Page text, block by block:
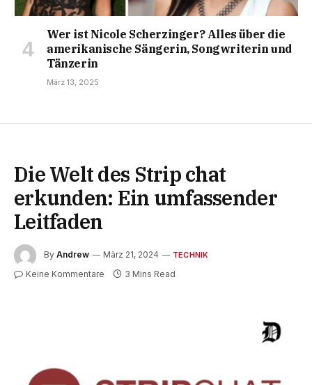
Wer ist Nicole Scherzinger? Alles über die
amerikanische Sängerin, Songwriterin und
Tänzerin
März 13, 2025
Die Welt des Strip chat
erkunden: Ein umfassender
Leitfaden
By Andrew März 21, 2024 TECHNIK
Keine Kommentare 3 Mins Read